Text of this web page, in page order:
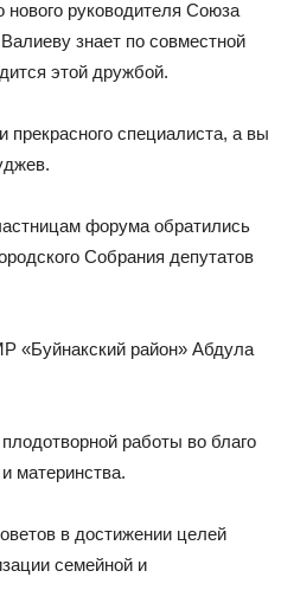
руководителя Союза
знает по совместной
этой дружбой.
специалиста, а вы
форума обратились
Собрания депутатов
«Буйнакский район» Абдула
работы во благо
материнства.
в достижении целей
семейной и